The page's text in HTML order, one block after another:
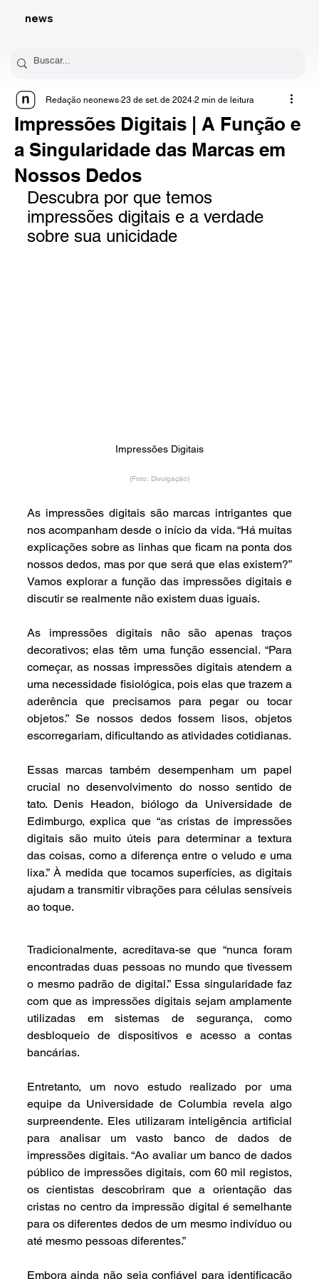
news
Impressões Digitais | A Função e
a Singularidade das Marcas em
Nossos Dedos
Redação neonews 23 de set. de 2024 2 min de leitura
Descubra por que temos
impressões digitais e a verdade
sobre sua unicidade
Impressões Digitais
(Foto: Divulgação)
As impressões digitais são marcas intrigantes que
nos acompanham desde o início da vida. “Há muitas
explicações sobre as linhas que ficam na ponta dos
nossos dedos, mas por que será que elas existem?”
Vamos explorar a função das impressões digitais e
discutir se realmente não existem duas iguais.
As impressões digitais não são apenas traços
decorativos; elas têm uma função essencial. “Para
começar, as nossas impressões digitais atendem a
uma necessidade fisiológica, pois elas que trazem a
aderência que precisamos para pegar ou tocar
objetos.” Se nossos dedos fossem lisos, objetos
escorregariam, dificultando as atividades cotidianas.
Essas marcas também desempenham um papel
crucial no desenvolvimento do nosso sentido de
tato. Denis Headon, biólogo da Universidade de
Edimburgo, explica que “as cristas de impressões
digitais são muito úteis para determinar a textura
das coisas, como a diferença entre o veludo e uma
lixa.” À medida que tocamos superfícies, as digitais
ajudam a transmitir vibrações para células sensíveis
ao toque.
Tradicionalmente, acreditava-se que “nunca foram
encontradas duas pessoas no mundo que tivessem
o mesmo padrão de digital.” Essa singularidade faz
com que as impressões digitais sejam amplamente
utilizadas em sistemas de segurança, como
desbloqueio de dispositivos e acesso a contas
bancárias.
Entretanto, um novo estudo realizado por uma
equipe da Universidade de Columbia revela algo
surpreendente. Eles utilizaram inteligência artificial
para analisar um vasto banco de dados de
impressões digitais. “Ao avaliar um banco de dados
público de impressões digitais, com 60 mil registos,
os cientistas descobriram que a orientação das
cristas no centro da impressão digital é semelhante
para os diferentes dedos de um mesmo indivíduo ou
até mesmo pessoas diferentes.”
Embora ainda não seja confiável para identificação